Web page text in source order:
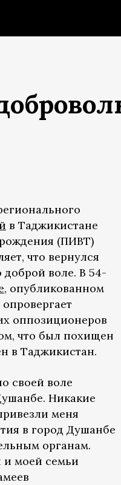
в Таджикистане
(ПИВТ)
что вернулся
воле. В 54-
, опубликованном
оппозиционеров
что был похищен
в Таджикистан.
своей воле
Никакие
меня
в город Душанбе
органам.
и моей семьи